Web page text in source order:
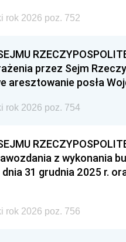
rok 2026 poz. 752
przez Sejm
aresztowanie posła
rok 2026 poz. 754
z wykonania
31 grudnia 2025 r.
rok 2026 poz. 756